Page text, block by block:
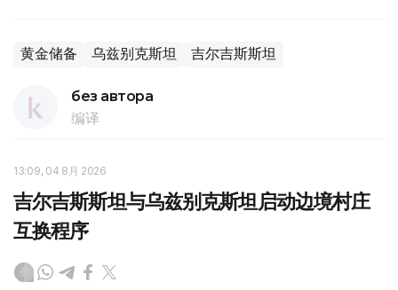
黄金储备 乌兹别克斯坦 吉尔吉斯斯坦
без автора
编译
13:09, 04 8月 2026
吉尔吉斯斯坦与乌兹别克斯坦启动边境村庄
互换程序